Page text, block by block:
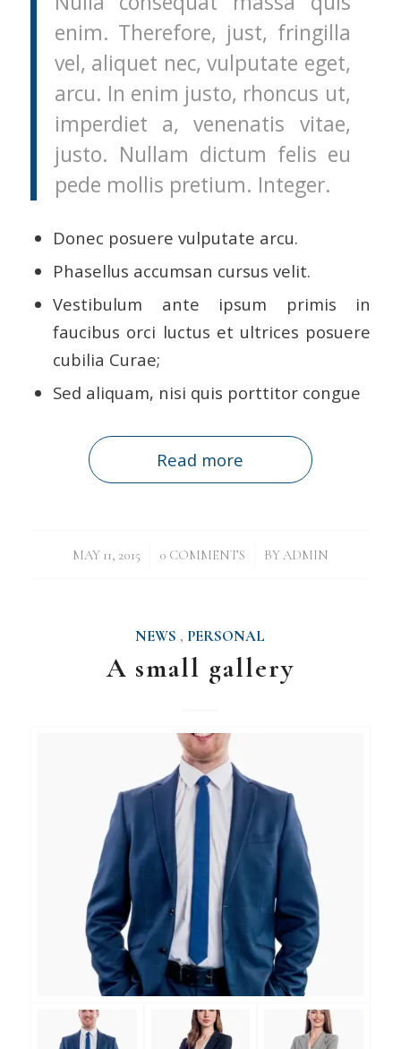
enim. Therefore, just, fringilla
vel, aliquet nec, vulputate eget,
arcu. In enim justo, rhoncus ut,
imperdiet a, venenatis vitae,
justo. Nullam dictum felis eu
pede mollis pretium. Integer.
Donec posuere vulputate arcu.
Phasellus accumsan cursus velit.
Vestibulum ante ipsum primis in
faucibus orci luctus et ultrices posuere
cubilia Curae;
Sed aliquam, nisi quis porttitor congue
Read more
MAY 11, 2015
/ 0 COMMENTS
/ BYADMIN
NEWS , PERSONAL
A small gallery